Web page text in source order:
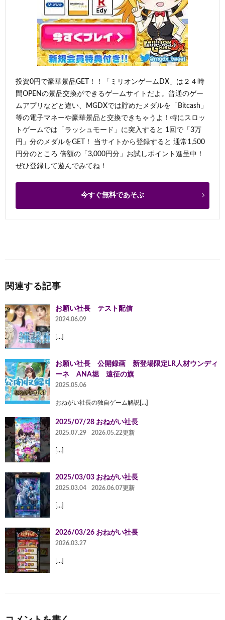
投資0円で豪華景品GET！！「ミリオンゲームDX」は２４時
間OPENの景品交換ができるゲームサイトだよ。普通のゲー
ムアプリなどと違い、MGDXでは貯めたメダルを「Bitcash」
等の電子マネーや豪華景品と交換できちゃうよ！特にスロッ
トゲームでは「ラッシュモード」に突入すると 1回で「3万
円」分のメダルをGET！ 当サイトから登録すると 通常1,500
円分のところ 倍額の「3,000円分」お試しポイント進呈中！
ぜひ登録して遊んでみてね！
今すぐ無料であそぶ
関連する記事
お願い社長 テスト配信
2024.06.09
[…]
お願い社長 公開録画 新登場限定LR人材ウンディ
ーネ ANA堀 遠征の旗
2025.05.06
おねがい社長の独自ゲーム解説[…]
2025/07/28 おねがい社長
2025.07.29 2026.05.22更新
[…]
2025/03/03 おねがい社長
2025.03.04 2026.06.07更新
[…]
2026/03/26 おねがい社長
2026.03.27
[…]